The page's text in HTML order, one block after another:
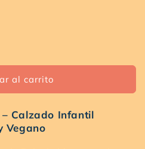
al carrito
Calzado Infantil
Vegano